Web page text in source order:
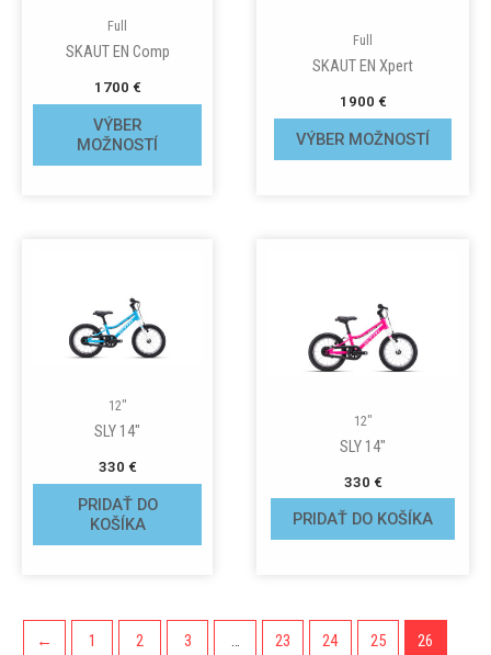
Full
SKAUT EN Comp
1700 €
VÝBER
MOŽNOSTÍ
Full
SKAUT EN Xpert
1900 €
VÝBER MOŽNOSTÍ
12"
SLY 14″
330 €
PRIDAŤ DO
KOŠÍKA
12"
SLY 14″
330 €
PRIDAŤ DO KOŠÍKA
← 1 2 3 … 23 24 25 26